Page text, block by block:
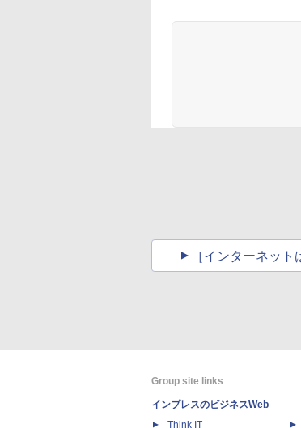
［インターネッ
Group site links
インプレスのビジネスWeb
Think IT